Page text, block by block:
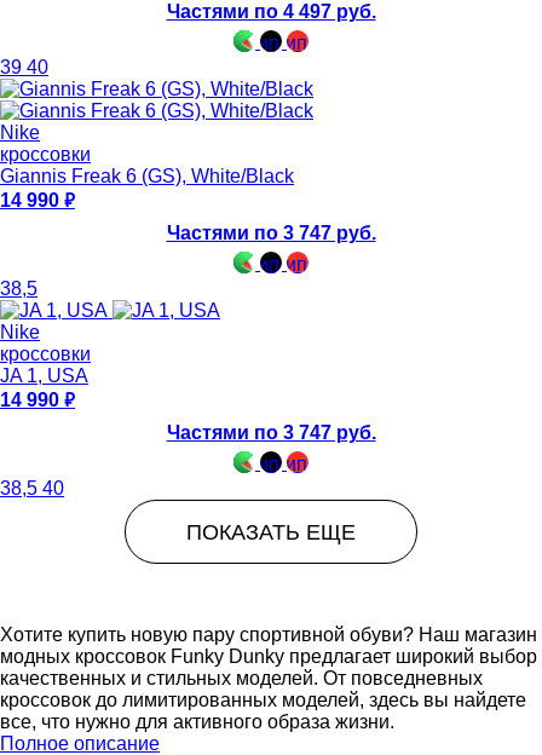
Частями по 4 497 руб.
39 40
Nike
кроссовки
Giannis Freak 6 (GS), White/Black
14 990
Частями по 3 747 руб.
38,5
Nike
кроссовки
JA 1, USA
14 990
Частями по 3 747 руб.
38,5 40
ПОКАЗАТЬ ЕЩЕ
Хотите купить новую пару спортивной обуви? Наш магазин
модных кроссовок Funky Dunky предлагает широкий выбор
качественных и стильных моделей. От повседневных
кроссовок до лимитированных моделей, здесь вы найдете
все, что нужно для активного образа жизни.
Полное описание